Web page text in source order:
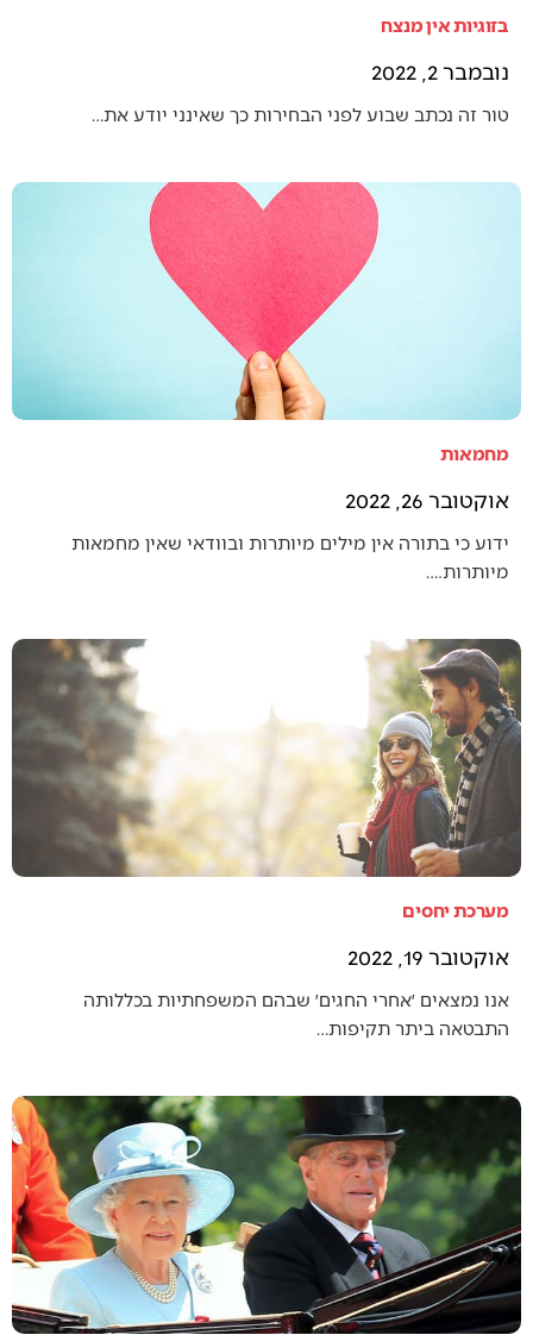
בזוגיות אין מנצח
נובמבר 2, 2022
טור זה נכתב שבוע לפני הבחירות כך שאינני יודע את…
מחמאות
אוקטובר 26, 2022
ידוע כי בתורה אין מילים מיותרות ובוודאי שאין מחמאות
מיותרות.…
מערכת יחסים
אוקטובר 19, 2022
אנו נמצאים ׳אחרי החגים׳ שבהם המשפחתיות בכללותה
התבטאה ביתר תקיפות…